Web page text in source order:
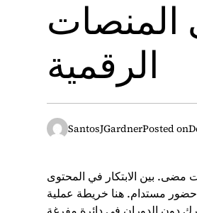
المنصات
الرقمية
SantosJGardnerPosted on
مضى. بين الابتكار في المحتوى
حضور مستدام. هنا خريطة عملية